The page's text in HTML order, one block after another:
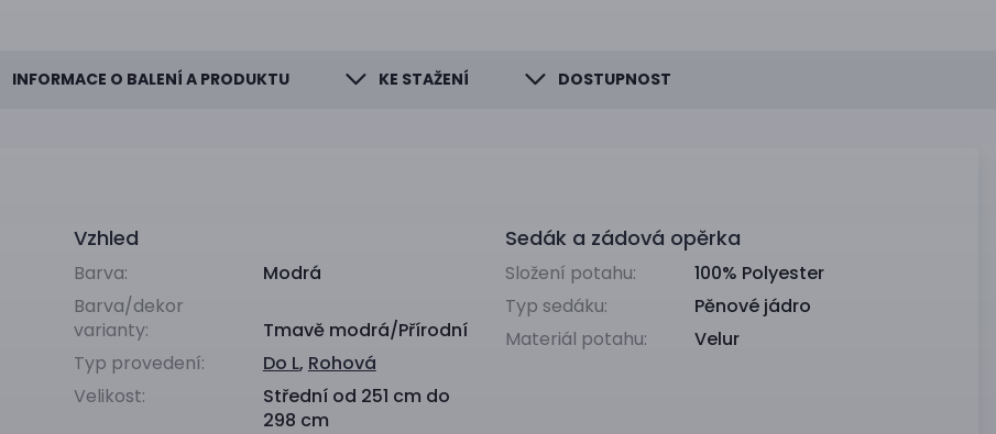
INFORMACE O BALENÍ A PRODUKTU KE STAŽENÍ DOSTUPNOST
Vzhled
Barva:
Modrá
Barva/dekor
varianty:
Tmavě modrá/Přírodní
Typ provedení:
Do L, Rohová
Velikost:
Střední od 251 cm do
298 cm
Sedák a zádová opěrka
Složení potahu:
100% Polyester
Typ sedáku:
Pěnové jádro
Materiál potahu:
Velur